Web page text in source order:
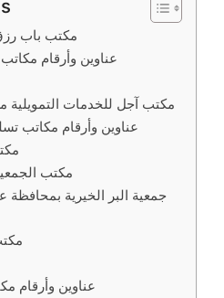
مكتب باب
عناوين وأرقام
مكتب آجل للخدمات
عناوين وأرقام مكاتب
مكتب
جمعية البر الخيرية
عناوين وأرقام